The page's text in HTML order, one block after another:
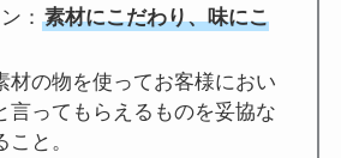
： 素材にこだわり、味にこ
材の物を使ってお客様におい
言ってもらえるものを妥協な
こと。